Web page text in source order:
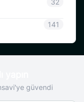
32
141
güvendi